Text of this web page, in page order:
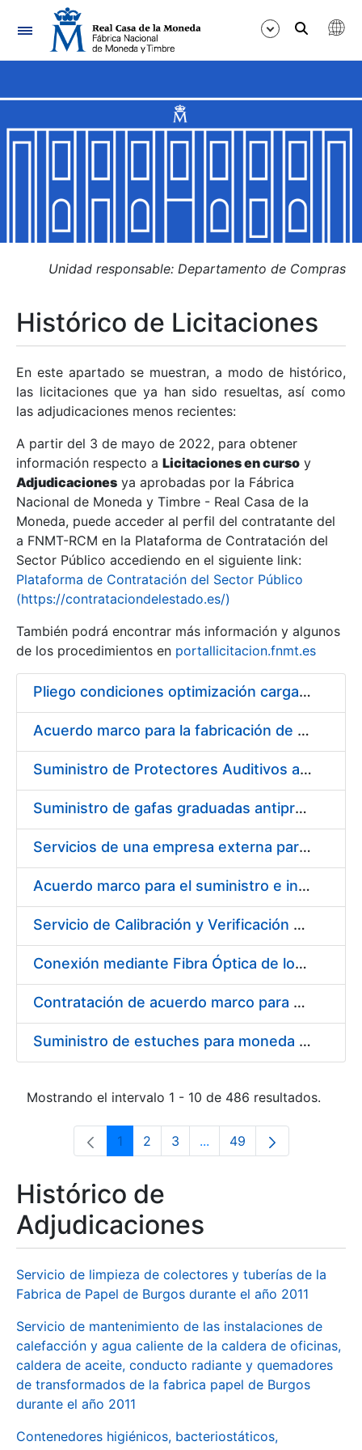
Navegación
Mostrar/Ocultar
Mostrar/Ocultar
Mostrar/Ocultar
Mostrar/Ocultar
Mostrar/Ocultar
Mostrar/Ocultar
Unidad responsable: Departamento de Compras
Histórico de Licitaciones
En este apartado se muestran, a modo de histórico,
las licitaciones que ya han sido resueltas, así como
las adjudicaciones menos recientes:
A partir del 3 de mayo de 2022, para obtener
información respecto a Licitaciones en curso y
Adjudicaciones ya aprobadas por la Fábrica
Nacional de Moneda y Timbre - Real Casa de la
Moneda, puede acceder al perfil del contratante del
a FNMT-RCM en la Plataforma de Contratación del
Sector Público accediendo en el siguiente link:
Plataforma de Contratación del Sector Público
(https://contrataciondelestado.es/)
También podrá encontrar más información y algunos
de los procedimientos en portallicitacion.fnmt.es
Pliego condiciones optimización cargas compras firmado
Acuerdo marco para la fabricación de piezas
Suministro de Protectores Auditivos a medida para las personas trabajadoras de los Centros de Trabajo de Madrid y Burgos
Suministro de gafas graduadas antiproyecciones para los trabajadores de la FNMT-RCM en los centros de trabajo de Madrid y Burgos
Servicios de una empresa externa para el asesoramiento y resolución de los recursos de alzada que se presentan relacionados con procesos de selección para la FNMT-RCM
Acuerdo marco para el suministro e instalación de persianas, estores y otros complementos
Servicio de Calibración y Verificación Externa de los Equipos de Medición del Servicio de Prevención de la FNMT-RCM
Conexión mediante Fibra Óptica de los Centros de Proceso de Datos (CPDs) de las sedes de la FNMT-RCM de Burgos y Madrid
Contratación de acuerdo marco para el Suministro de Material de Electricidad para la Fábrica Nacional de Moneda y Timbre-Real Casa de la Moneda en su centro de trabajo de Burgos
Suministro de estuches para moneda de 30 €
Mostrando el intervalo 1 - 10 de 486 resultados.
Página
1 Página
2 Página
3 ...Páginas intermedias Use
Página
49
Histórico de
Adjudicaciones
Servicio de limpieza de colectores y tuberías de la
Fabrica de Papel de Burgos durante el año 2011
Servicio de mantenimiento de las instalaciones de
calefacción y agua caliente de la caldera de oficinas,
caldera de aceite, conducto radiante y quemadores
de transformados de la fabrica papel de Burgos
durante el año 2011
Contenedores higiénicos, bacteriostáticos,